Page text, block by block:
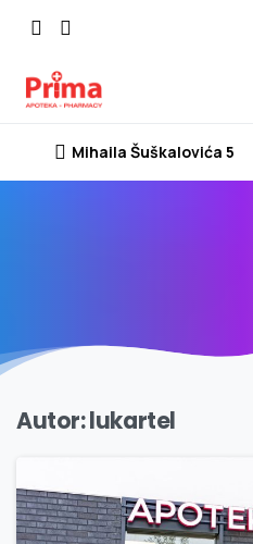
Mihaila Šuškalovića 5
Autor:lukartel